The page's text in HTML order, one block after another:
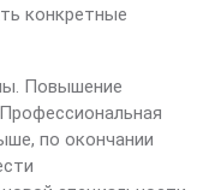
конкретные
Повышение
по окончании